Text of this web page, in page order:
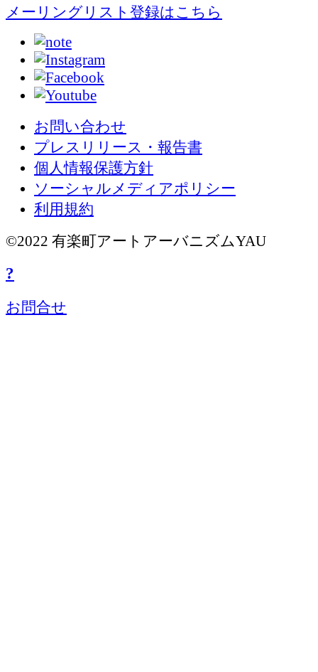
メーリングリスト登録はこちら
お問い合わせ
プレスリリース・報告書
個人情報保護方針
ソーシャルメディアポリシー
利用規約
©2022 有楽町アートアーバニズムYAU
?
お問合せ